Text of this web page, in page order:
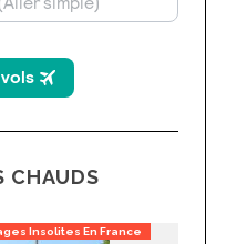
CHAUDS
Insolites En France